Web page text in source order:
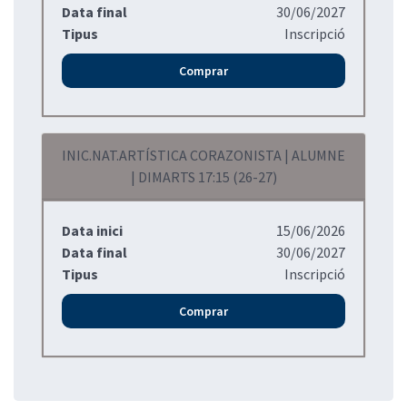
Data final
30/06/2027
Tipus
Inscripció
Comprar
INIC.NAT.ARTÍSTICA CORAZONISTA | ALUMNE
| DIMARTS 17:15 (26-27)
Data inici
15/06/2026
Data final
30/06/2027
Tipus
Inscripció
Comprar